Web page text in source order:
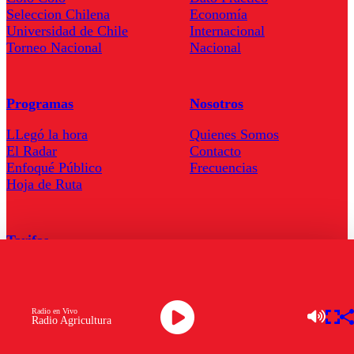
Radio Agricultura
Radio en Vivo
Seleccion Chilena
Universidad de Chile
Torneo Nacional
Economía
Internacional
Nacional
Programas
LLegó la hora
El Radar
Enfoqué Público
Hoja de Ruta
Nosotros
Quienes Somos
Contacto
Frecuencias
Tarifas